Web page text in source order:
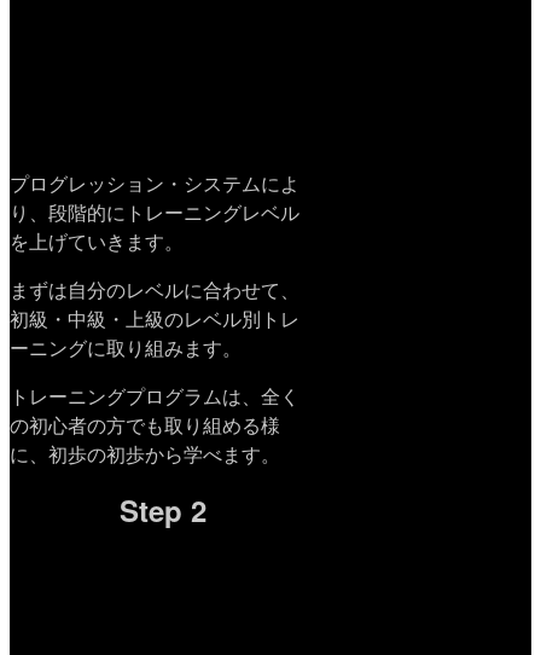
プログレッション・システムによ
り、段階的にトレーニングレベル
を上げていきます。
まずは自分のレベルに合わせて、
初級・中級・上級のレベル別トレ
ーニングに取り組みます。
トレーニングプログラムは、全く
の初心者の方でも取り組める様
に、初歩の初歩から学べます。
Step 2